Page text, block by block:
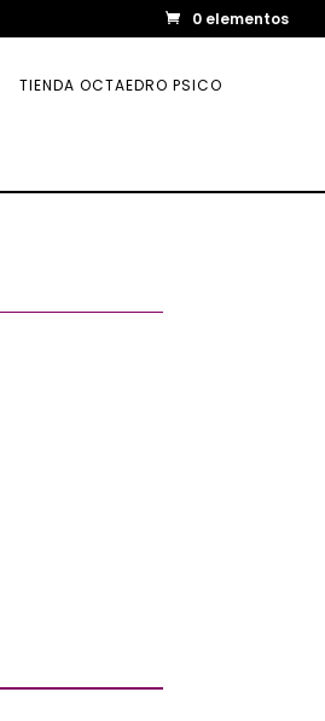
0 elementos
TIENDA OCTAEDRO PSICO